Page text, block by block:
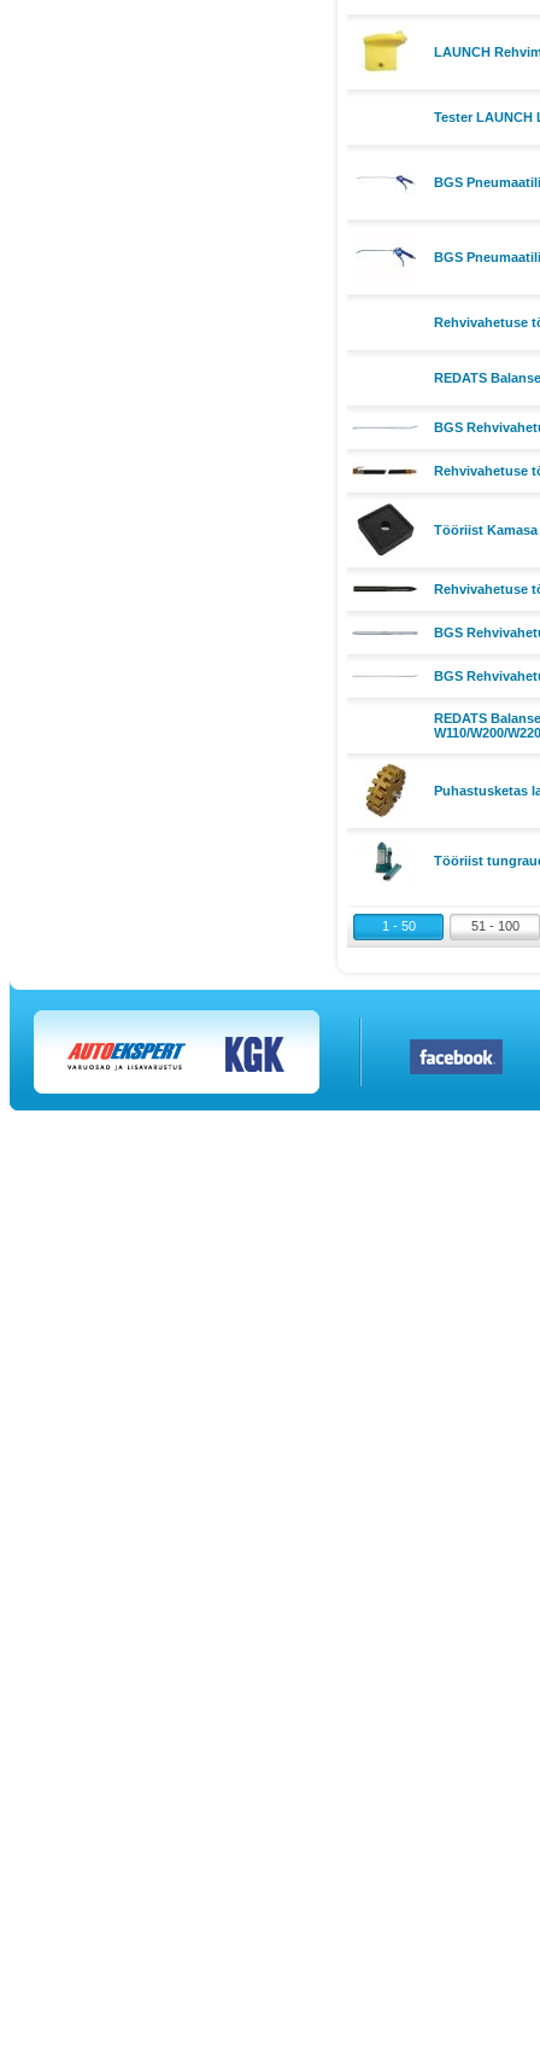
LAUNCH
Tester LAUNCH
BGS
BGS
Rehvivahetuse
REDATS
BGS
Rehvivahetuse
Tööriist
Rehvivahetuse
BGS
BGS
REDATS
W110/W200/W220
Puhastusketas
Tööriist
1 - 50 51 - 100